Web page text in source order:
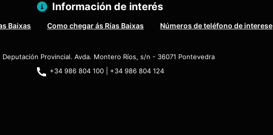
Información de interés
Baixas Como chegar ás Rías Baixas Números de teléfono de interese
Deputación Provincial. Avda. Montero Ríos, s/n - 36071 Pontevedra
+34 986 804 100 | +34 986 804 124